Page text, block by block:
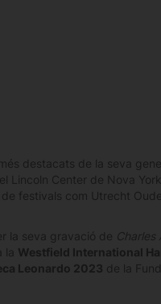
destacats de la seva
Lincoln Center de Nova
festivals com Utrecht
la seva gravació de Charles
Westfield International
Leonardo 2023 de la